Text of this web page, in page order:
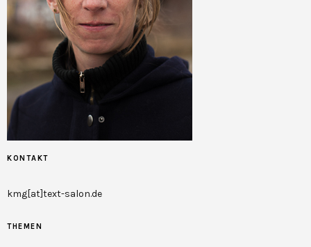
KONTAKT
kmg[at]text-salon.de
THEMEN